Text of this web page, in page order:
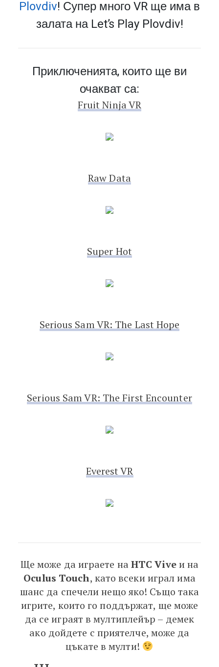
Plovdiv! Супер много VR ще има в
залата на Let’s Play Plovdiv!
Приключенията, които ще ви
очакват са:
Fruit Ninja VR
Raw Data
Super Hot
Serious Sam VR: The Last Hope
Serious Sam VR: The First Encounter
Everest VR
Ще може да играете на HTC Viveи на
Oculus Touch, като всеки играл има
шанс да спечели нещо яко! Също така
игрите, които го поддържат, ще може
да се играят в мултиплейър – демек
ако дойдете с приятелче, може да
цъкате в мулти!